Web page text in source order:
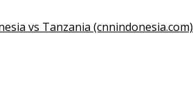
vs Tanzania (cnnindonesia.com)